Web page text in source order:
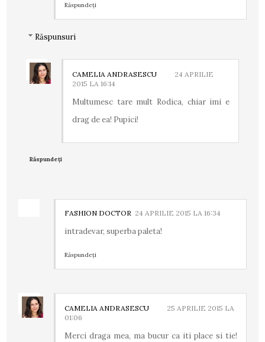
Răspundeți
Răspunsuri
CAMELIA ANDRASESCU
24 APRILIE
2015 LA 16:14
Multumesc tare mult Rodica, chiar imi e
drag de ea! Pupici!
Răspundeți
FASHION DOCTOR 24 APRILIE 2015 LA 16:34
intradevar, superba paleta!
Răspundeți
CAMELIA ANDRASESCU
25 APRILIE 2015 LA
01:06
Merci draga mea, ma bucur ca iti place si tie!